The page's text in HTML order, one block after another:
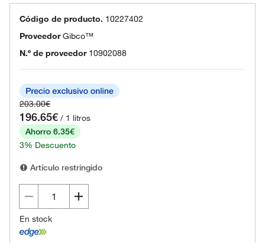
Código de producto. 10227402
ProveedorGibco™
N.º de proveedor 10902088
203.00€
196.65€ / 1 litros
Ahorro 6.35€
3% Descuento
Artículo restringido
En stock